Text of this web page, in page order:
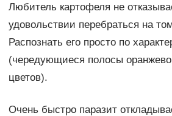
Любитель картофеля не
удовольствии перебраться на
Распознать его просто по
(чередующиеся полосы
цветов).
Очень быстро паразит